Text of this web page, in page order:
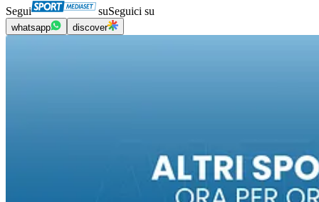
Segui suSeguici su
whatsapp discover